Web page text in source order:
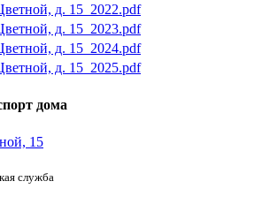
д. 15_2022.pdf
д. 15_2023.pdf
д. 15_2024.pdf
д. 15_2025.pdf
дома
15
служба